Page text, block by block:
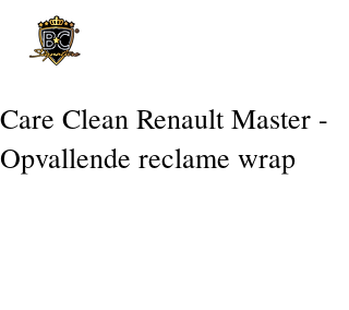
Care Clean Renault Master -
Opvallende reclame wrap